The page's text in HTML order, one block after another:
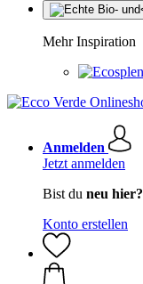
Mehr Inspiration
Anmelden
Jetzt anmelden
Bist du neu hier?
Konto erstellen